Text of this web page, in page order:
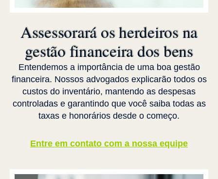
Assessorará os herdeiros na
gestão financeira dos bens
Entendemos a importância de uma boa gestão
financeira. Nossos advogados explicarão todos os
custos do inventário, mantendo as despesas
controladas e garantindo que você saiba todas as
taxas e honorários desde o começo.
Entre em contato com a nossa equipe